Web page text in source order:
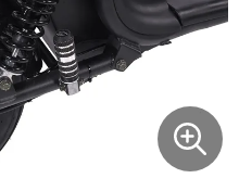
xDevice
Сянчу